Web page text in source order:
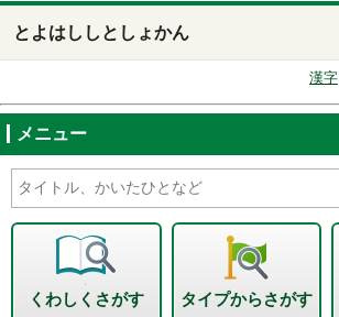
とよはししとしょかん
漢字
メニュー
くわしくさがす タイプからさがす